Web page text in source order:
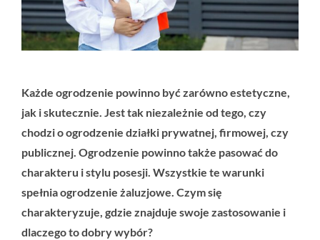
Każde ogrodzenie powinno być zarówno estetyczne,
jak i skutecznie. Jest tak niezależnie od tego, czy
chodzi o ogrodzenie działki prywatnej, firmowej, czy
publicznej. Ogrodzenie powinno także pasować do
charakteru i stylu posesji. Wszystkie te warunki
spełnia ogrodzenie żaluzjowe. Czym się
charakteryzuje, gdzie znajduje swoje zastosowanie i
dlaczego to dobry wybór?